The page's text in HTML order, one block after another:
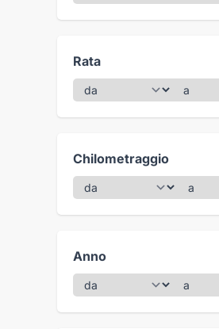
Rata
Chilometraggio
Anno